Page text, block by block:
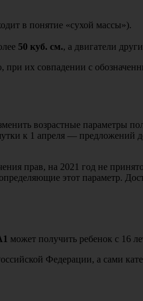
в понятие «сухой массы»).
50 куб. см., а двигатели
их совпадении с
возрастные параметры
к 1 апреля —
прав, на 2021 год не
этот параметр.
может получить ребенок с 16
Федерации, а сами